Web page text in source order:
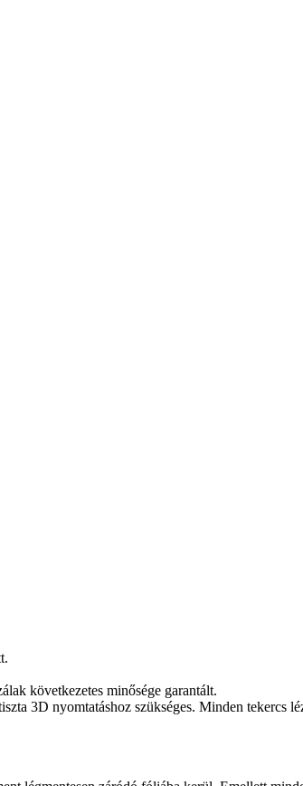
következetes minősége garantált.
3D nyomtatáshoz szükséges. Minden tekercs